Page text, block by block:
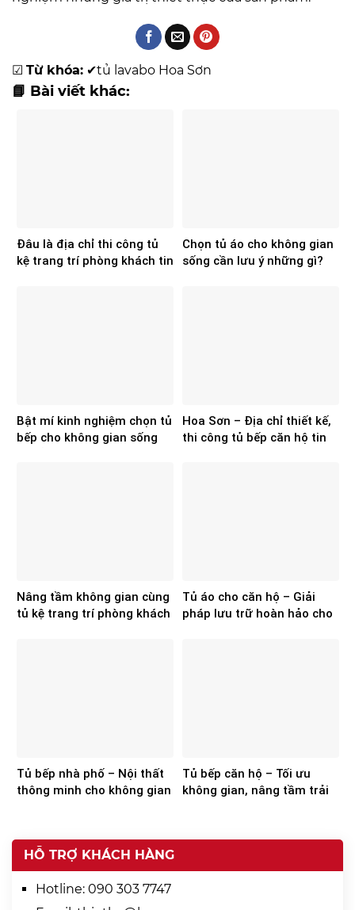
☑ Từ khóa: ✔tủ lavabo Hoa Sơn
📘 Bài viết khác:
Đâu là địa chỉ thi công tủ
kệ trang trí phòng khách tin
Chọn tủ áo cho không gian
sống cần lưu ý những gì?
Bật mí kinh nghiệm chọn tủ
bếp cho không gian sống
Hoa Sơn – Địa chỉ thiết kế,
thi công tủ bếp căn hộ tin
Nâng tầm không gian cùng
tủ kệ trang trí phòng khách
Tủ áo cho căn hộ – Giải
pháp lưu trữ hoàn hảo cho
Tủ bếp nhà phố – Nội thất
thông minh cho không gian
Tủ bếp căn hộ – Tối ưu
không gian, nâng tầm trải
HỖ TRỢ KHÁCH HÀNG
Hotline: 090 303 7747